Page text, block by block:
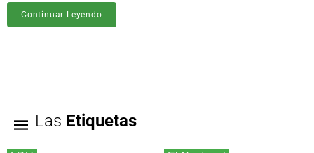
Continuar Leyendo
Las Etiquetas